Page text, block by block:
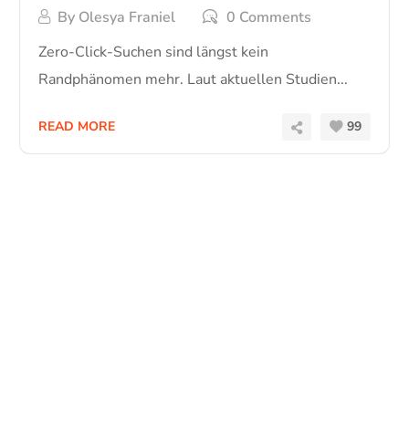
By Olesya Franiel
0 Comments
Zero-Click-Suchen sind längst kein
Randphänomen mehr. Laut aktuellen Studien...
READ MORE 99